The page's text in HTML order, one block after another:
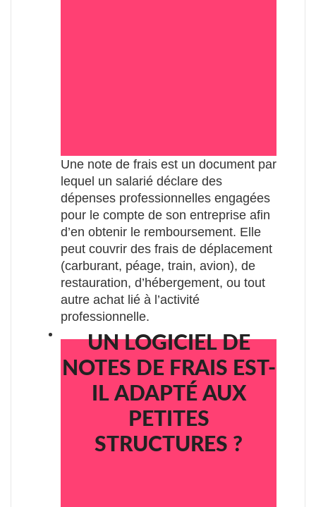
Une note de frais est un document par
lequel un salarié déclare des
dépenses professionnelles engagées
pour le compte de son entreprise afin
d’en obtenir le remboursement. Elle
peut couvrir des frais de déplacement
(carburant, péage, train, avion), de
restauration, d’hébergement, ou tout
autre achat lié à l’activité
professionnelle.
UN LOGICIEL DE
NOTES DE FRAIS EST-
IL ADAPTÉ AUX
PETITES
STRUCTURES ?